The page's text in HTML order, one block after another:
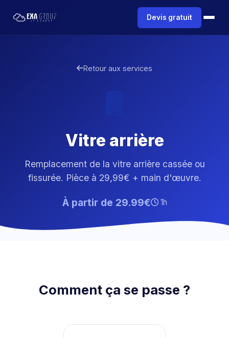
Devis gratuit
Retour aux services
Vitre arrière
Remplacement de la vitre arrière cassée ou
fissurée. Pièce à 29,99€ + main d'œuvre.
À partir de 29.99€ 1h
Comment ça se passe ?